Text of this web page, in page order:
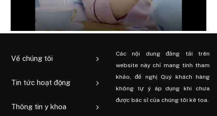
Về chúng tôi
Tin tức hoạt động
Thông tin y khoa
Các nội dung đăng tải trên
website này chỉ mang tính tham
khảo, đề nghị Quý khách hàng
không tự ý áp dụng khi chưa
được bác sĩ của chúng tôi kê toa.